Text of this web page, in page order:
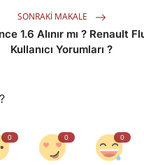
SONRAKI MAKALE
1.6 Alınır mı ? Renault
Kullanıcı Yorumları ?
0 0 0